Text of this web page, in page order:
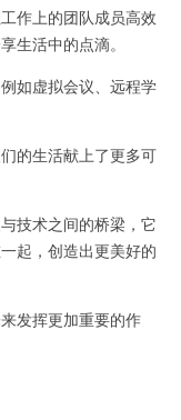
作上的团队成员高效
生活中的点滴。
如虚拟会议、远程学
的生活献上了更多可
技术之间的桥梁，它
起，创造出更美好的
发挥更加重要的作